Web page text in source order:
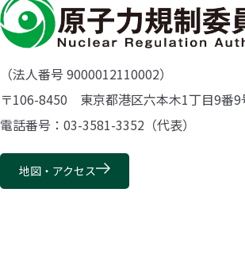
（法人番号 9000012110002）
〒106-8450 東京都港区六本木1丁目9番9
電話番号：03-3581-3352（代表）
地図・アクセス